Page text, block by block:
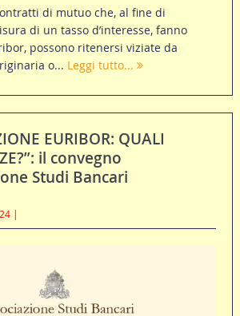
di mutuo che, al fine di
di un tasso d’interesse, fanno
possono ritenersi viziate da
o... Leggi tutto...
EURIBOR: QUALI
il convegno
Studi Bancari
|